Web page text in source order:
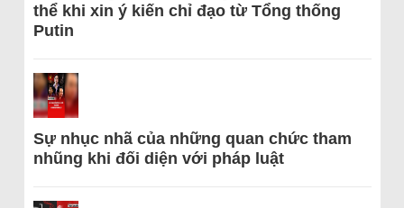
thể khi xin ý kiến chỉ đạo từ Tổng thống
Putin
Sự nhục nhã của những quan chức tham
nhũng khi đối diện với pháp luật